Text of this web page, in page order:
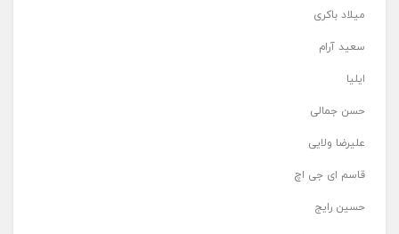
میلاد باکری
سعید آرام
ایلیا
حسن جمالی
علیرضا ولایی
قاسم ای جی اچ
حسین رایج